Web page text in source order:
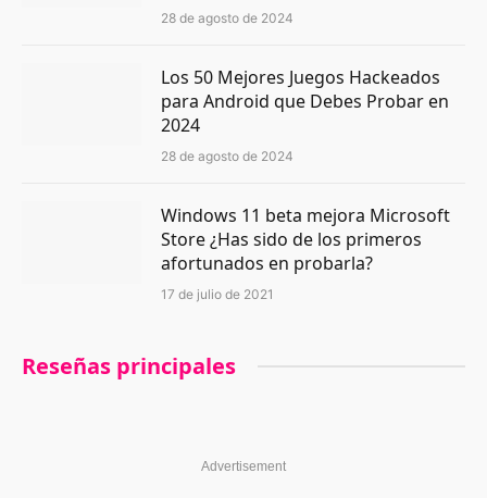
28 de agosto de 2024
Los 50 Mejores Juegos Hackeados
para Android que Debes Probar en
2024
28 de agosto de 2024
Windows 11 beta mejora Microsoft
Store ¿Has sido de los primeros
afortunados en probarla?
17 de julio de 2021
Reseñas principales
Advertisement